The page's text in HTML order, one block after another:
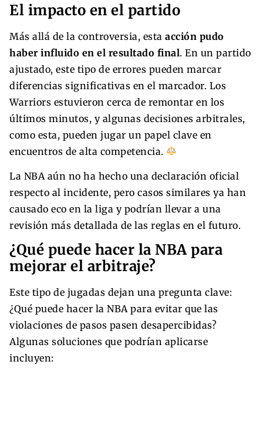
El impacto en el partido
Más allá de la controversia, esta acción pudo
haber influido en el resultado final. En un partido
ajustado, este tipo de errores pueden marcar
diferencias significativas en el marcador. Los
Warriors estuvieron cerca de remontar en los
últimos minutos, y algunas decisiones arbitrales,
como esta, pueden jugar un papel clave en
encuentros de alta competencia.
La NBA aún no ha hecho una declaración oficial
respecto al incidente, pero casos similares ya han
causado eco en la liga y podrían llevar a una
revisión más detallada de las reglas en el futuro.
¿Qué puede hacer la NBA para
mejorar el arbitraje?
Este tipo de jugadas dejan una pregunta clave:
¿Qué puede hacer la NBA para evitar que las
violaciones de pasos pasen desapercibidas?
Algunas soluciones que podrían aplicarse
incluyen: